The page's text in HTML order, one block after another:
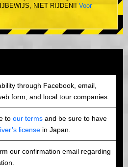
NIET RIJDEN!! Voor
through Facebook, email,
form, and local tour companies.
to our terms and be sure to have
license in Japan.
our confirmation email regarding